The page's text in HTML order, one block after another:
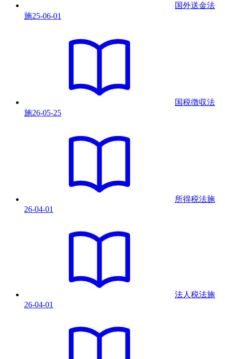
国外送金法
施25-06-01
国税徴収法
施26-05-25
所得税法施
26-04-01
法人税法施
26-04-01